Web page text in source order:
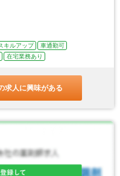
キルアップ
車通勤可
在宅業務あり
求人に興味がある